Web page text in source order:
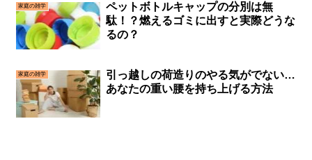
家庭の雑学
ペットボトルキャップの分別は無
駄！？燃えるゴミに出すと実際どうな
るの？
家庭の雑学
引っ越しの荷造りのやる気がでない…
あなたの重い腰を持ち上げる方法